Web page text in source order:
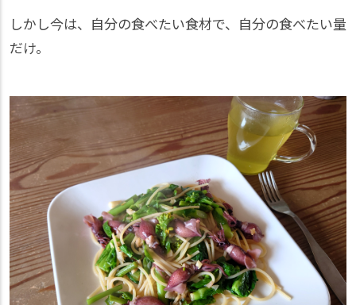
しかし今は、自分の食べたい食材で、自分の食べたい量
だけ。